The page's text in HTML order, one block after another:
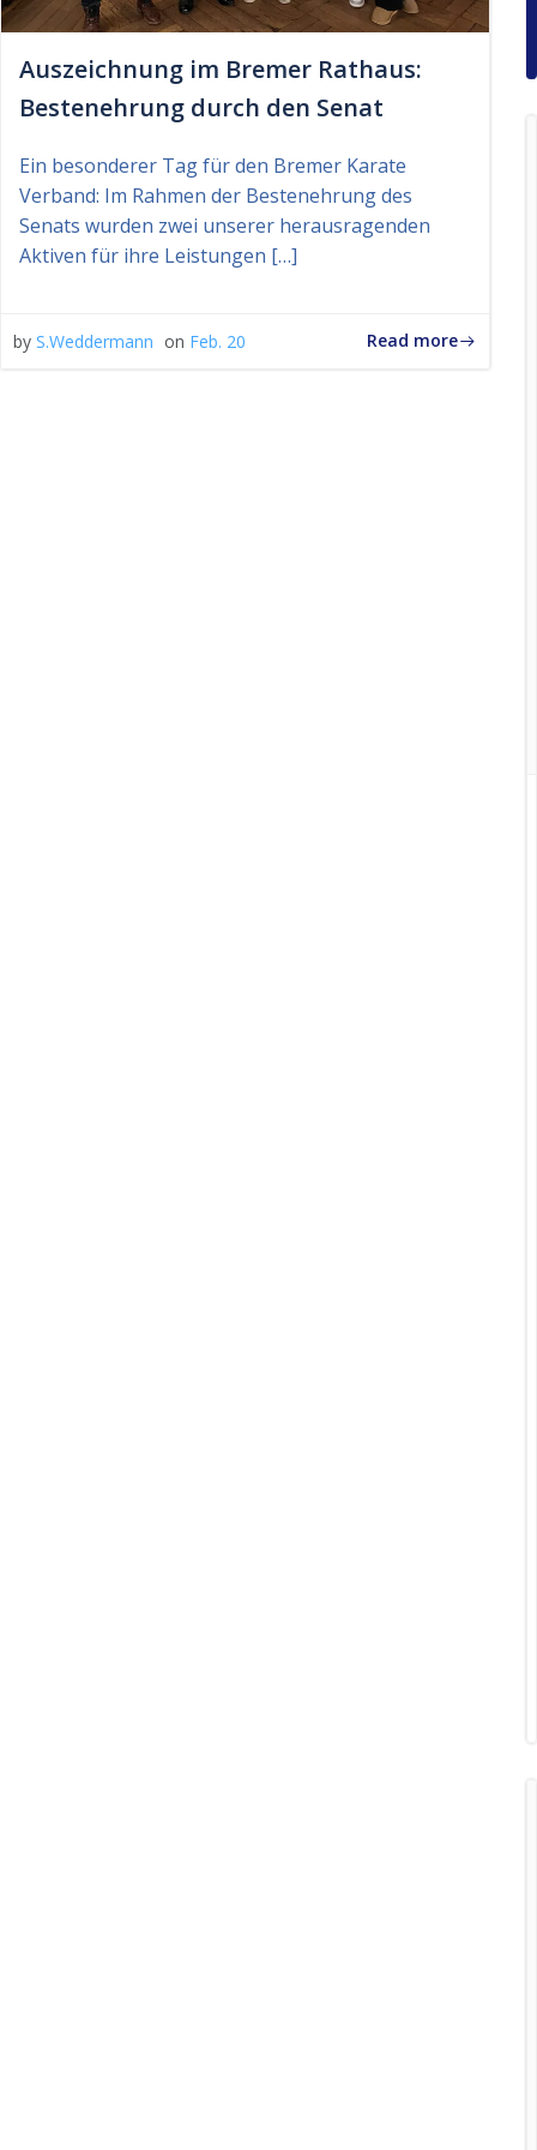
Auszeichnung im Bremer Rathaus:
Bestenehrung durch den Senat
Ein besonderer Tag für den Bremer Karate
Verband: Im Rahmen der Bestenehrung des
Senats wurden zwei unserer herausragenden
Aktiven für ihre Leistungen […]
by S.Weddermann on Feb. 20 Read more